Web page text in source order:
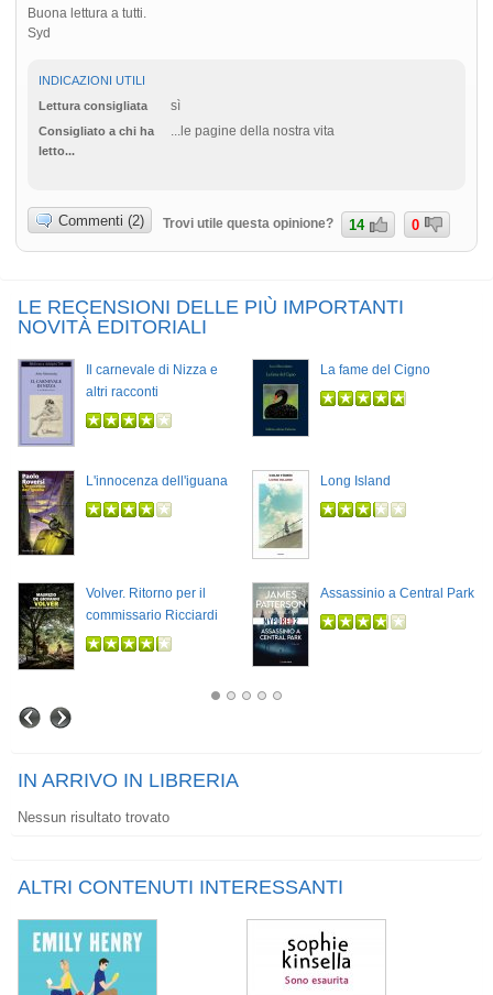
Buona lettura a tutti.
Syd
INDICAZIONI UTILI
Lettura consigliata
sì
Consigliato a chi ha
letto...
...le pagine della nostra vita
Commenti (2) Trovi utile questa opinione? 14 0
LE RECENSIONI DELLE PIÙ IMPORTANTI
NOVITÀ EDITORIALI
Il carnevale di Nizza e
altri racconti
La fame del Cigno
L'innocenza dell'iguana Long Island
Volver. Ritorno per il
commissario Ricciardi
Assassinio a Central Park
IN ARRIVO IN LIBRERIA
Nessun risultato trovato
ALTRI CONTENUTI INTERESSANTI